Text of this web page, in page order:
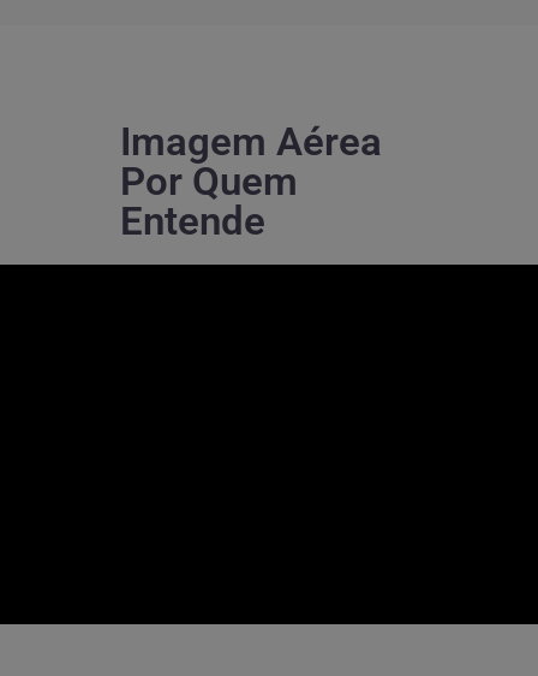
Imagem Aérea
Por Quem
Entende